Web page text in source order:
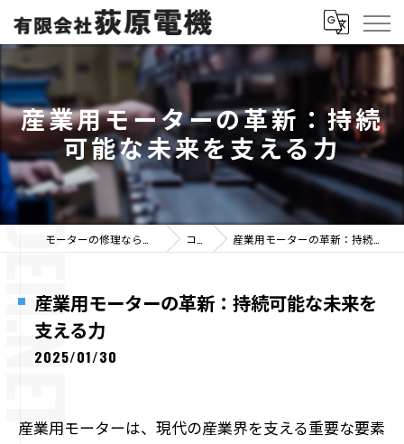
産業用モーターの革新：持続
可能な未来を支える力
コラム 産業用モーターの革新：持続可能な未来を支える力
産業用モーターの革新：持続可能な未来を
支える力
2025/01/30
産業用モーターは、現代の産業界を支える重要な要素